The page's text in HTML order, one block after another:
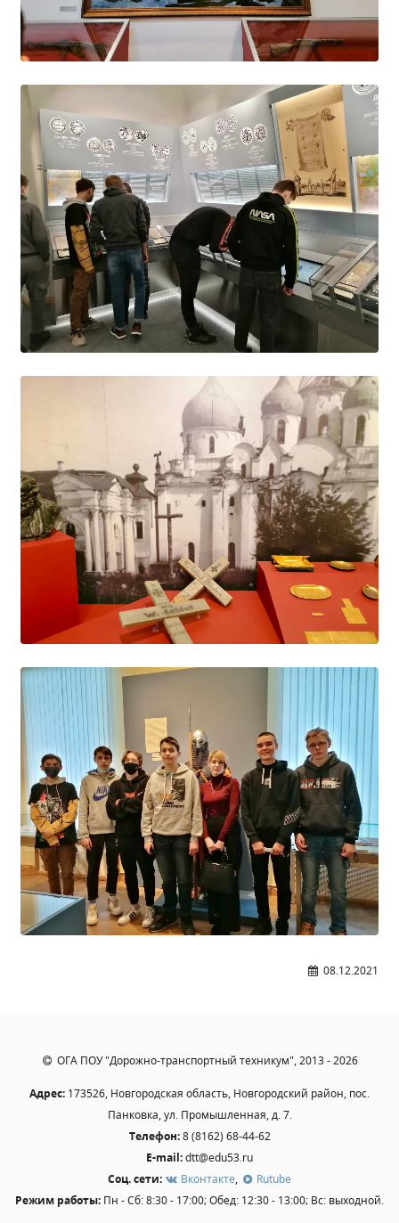
08.12.2021
ОГА ПОУ "Дорожно-транспортный техникум", 2013 - 2026
Адрес: 173526, Новгородская область, Новгородский район, пос.
Панковка, ул. Промышленная, д. 7.
Телефон:8 (8162) 68-44-62
E-mail:dtt@edu53.ru
Соц. сети:
Вконтакте,
Rutube
Режим работы: Пн - Сб: 8:30 - 17:00; Обед: 12:30 - 13:00; Вс: выходной.